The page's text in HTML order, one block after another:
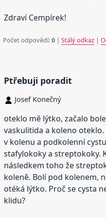
Zdraví Cempírek!
Počet odpovědí:0 |Stálý odkaz |
Ptřebuji poradit
Josef Konečný
oteklo mě lýtko, začalo
vaskulitida a koleno
v kolenu a podkolenní
stafylokoky a streptokoky.
následkem toho že
koleně. Bolí pod kolenem,
otéká lýtko. Proč se cysta
klidu?